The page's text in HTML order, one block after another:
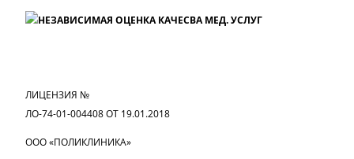
ЛИЦЕНЗИЯ №
ЛО-74-01-004408 ОТ 19.01.2018
ООО «ПОЛИКЛИНИКА»